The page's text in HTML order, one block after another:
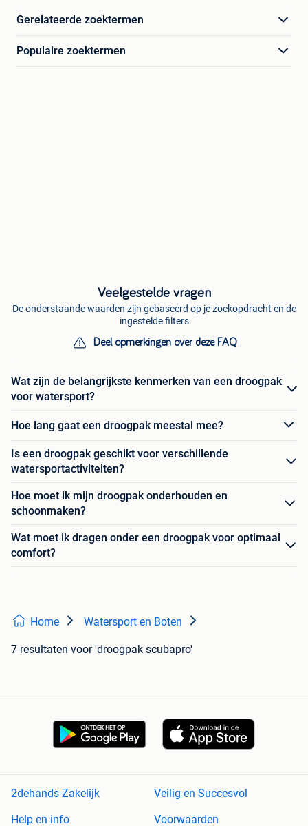
Gerelateerde zoektermen
Populaire zoektermen
Veelgestelde vragen
De onderstaande waarden zijn gebaseerd op je zoekopdracht en de
ingestelde filters
Deel opmerkingen over deze FAQ
Wat zijn de belangrijkste kenmerken van een droogpak
voor watersport?
Hoe lang gaat een droogpak meestal mee?
Is een droogpak geschikt voor verschillende
watersportactiviteiten?
Hoe moet ik mijn droogpak onderhouden en
schoonmaken?
Wat moet ik dragen onder een droogpak voor optimaal
comfort?
Home Watersport en Boten
7 resultaten voor 'droogpak scubapro'
2dehands Zakelijk
Veilig en Succesvol
Help en info
Voorwaarden